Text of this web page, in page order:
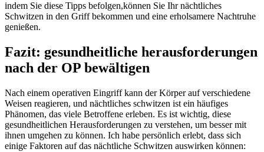
indem Sie diese Tipps befolgen,können Sie Ihr nächtliches
Schwitzen in den Griff bekommen und eine erholsamere Nachtruhe
genießen.
Fazit: gesundheitliche herausforderungen
nach der OP bewältigen
Nach einem operativen Eingriff kann der Körper auf verschiedene
Weisen ⁤reagieren, und nächtliches schwitzen ist ein häufiges
Phänomen, das viele Betroffene erleben. Es ist wichtig, ‍diese
gesundheitlichen Herausforderungen zu verstehen, um besser ⁤mit
ihnen umgehen zu können. ⁣Ich habe‍ persönlich erlebt, dass sich
einige Faktoren auf das nächtliche Schwitzen auswirken können: